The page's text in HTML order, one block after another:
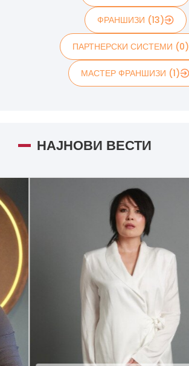
ФРАНШИЗИ (13)
ПАРТНЕРСКИ СИСТЕМИ (0)
МАСТЕР ФРАНШИЗИ (1)
НАЈНОВИ ВЕСТИ